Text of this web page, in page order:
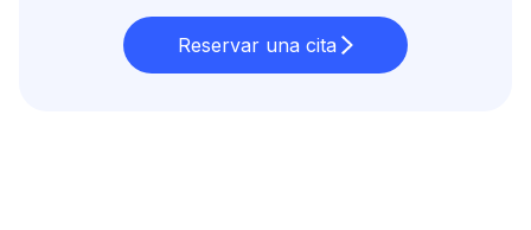
Reservar una cita